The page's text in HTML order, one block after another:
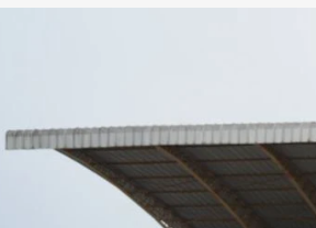
Abelardo De La Espriella asume la Presidencia de
Nuevo Santa Rosa Sporting Club inicia su
Duhamel Aguirre es designado nuevo viceprefecto